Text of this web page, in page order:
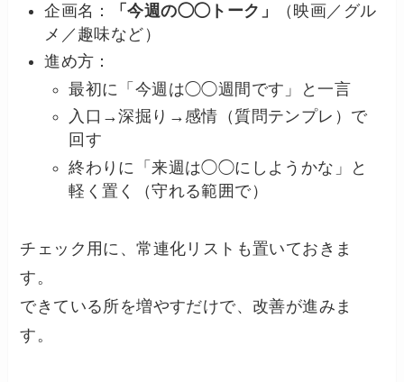
企画名： 「今週の◯◯トーク」
（映画／グル
メ／趣味など）
進め方：
最初に「今週は◯◯週間です」と一言
入口→深掘り→感情（質問テンプレ）で
回す
終わりに「来週は◯◯にしようかな」と
軽く置く（守れる範囲で）
チェック用に、常連化リストも置いておきま
す。
できている所を増やすだけで、改善が進みま
す。